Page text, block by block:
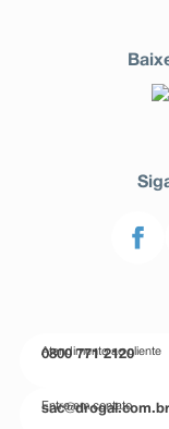
Atendimento ao cliente
0800 771 2120
Entre em contato
sac@drogal.com.br